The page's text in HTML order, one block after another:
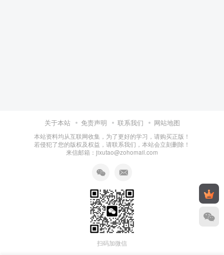
关于本站 免责声明 联系我们 网站地图
本站资料均从互联网收集，为了更好的学习，请购买正版！
若侵犯了您的版权及权益，请联系我们，本站会立刻删除！
来信邮箱：jixutao@zohomail.com
扫码加微信